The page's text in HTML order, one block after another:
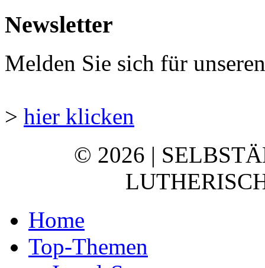
Newsletter
Melden Sie sich für
> hier klicken
© 2026 |
Home
Top-Themen